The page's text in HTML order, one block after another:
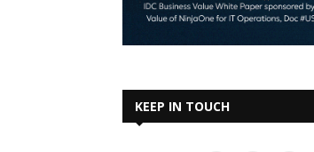
KEEP IN TOUCH